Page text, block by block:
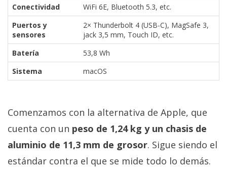
Conectividad
WiFi 6E, Bluetooth 5.3, etc.
Puertos y
sensores
2× Thunderbolt 4 (USB-C), MagSafe 3,
jack 3,5 mm, Touch ID, etc.
Batería
53,8 Wh
Sistema
macOS
Comenzamos con la alternativa de Apple, que
cuenta con un peso de 1,24 kg y un chasis de
aluminio de 11,3 mm de grosor. Sigue siendo el
estándar contra el que se mide todo lo demás.